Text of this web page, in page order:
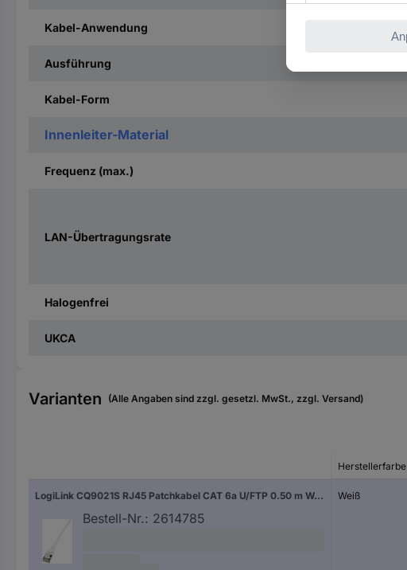
Kabel-Anwendung
Ausführung
Kabel-Form
Innenleiter-Material
Frequenz (max.)
LAN-Übertragungsrate
Halogenfrei
UKCA
Varianten (Alle Angaben sind zzgl. gesetzl. MwSt., zzgl. Versand)
Herstellerfarbe
LogiLink CQ9021S RJ45 Patchkabel CAT 6a U/FTP 0.50 m Weiß extrem dünn, Flammwidrig, Flexibel, Folienschirm, Halogenfrei, mit Rastnasenschutz, TPE-Mantel 1 St.
Bestell-Nr.: 2614785
Weiß